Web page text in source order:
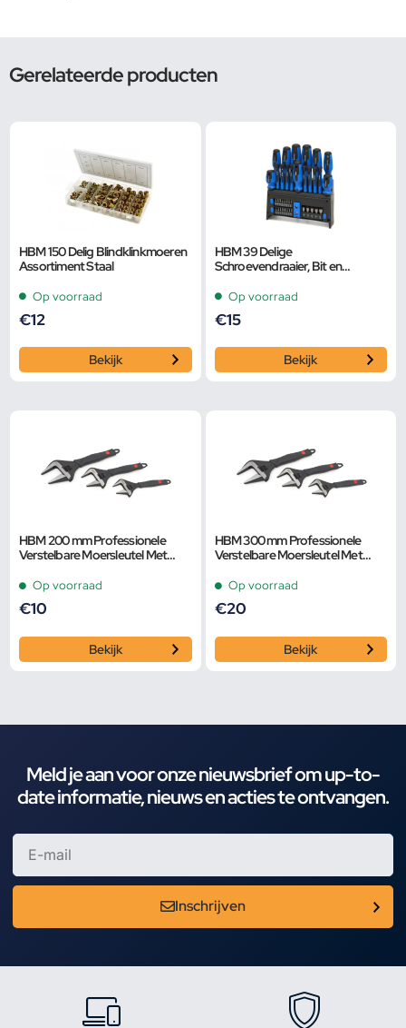
Gerelateerde producten
HBM 150 Delig Blindklinkmoeren
Assortiment Staal
Op voorraad
€12
Bekijk
HBM 39 Delige
Schroevendraaier, Bit en
Op voorraad
€15
Bekijk
HBM 200 mm Professionele
Verstelbare Moersleutel Met
Smalle Bek
Op voorraad
€10
Bekijk
HBM 300 mm Professionele
Verstelbare Moersleutel Met
Smalle Bek
Op voorraad
€20
Bekijk
Meld je aan voor onze nieuwsbrief om up-to-
date informatie, nieuws en acties te ontvangen.
Inschrijven